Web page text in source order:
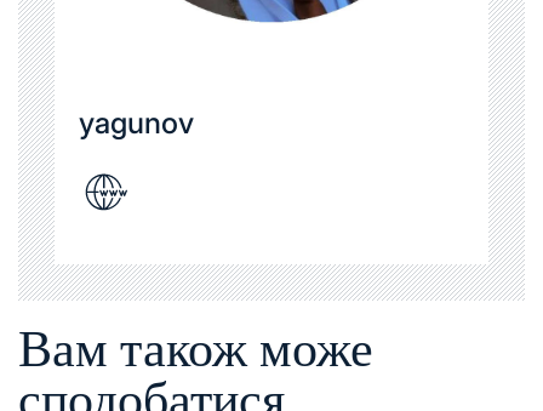
yagunov
Вам також може